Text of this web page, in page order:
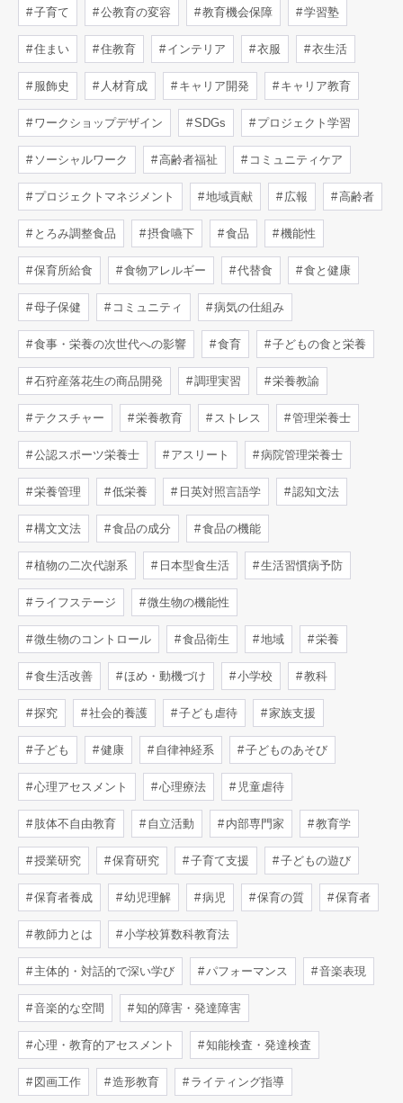
子育て 公教育の変容 教育機会保障 学習塾
住まい 住教育 インテリア 衣服 衣生活
服飾史 人材育成 キャリア開発 キャリア教育
ワークショップデザイン SDGs プロジェクト学習
ソーシャルワーク 高齢者福祉 コミュニティケア
プロジェクトマネジメント 地域貢献 広報 高齢者
とろみ調整食品 摂食嚥下 食品 機能性
保育所給食 食物アレルギー 代替食 食と健康
母子保健 コミュニティ 病気の仕組み
食事・栄養の次世代への影響 食育 子どもの食と栄養
石狩産落花生の商品開発 調理実習 栄養教諭
テクスチャー 栄養教育 ストレス 管理栄養士
公認スポーツ栄養士 アスリート 病院管理栄養士
栄養管理 低栄養 日英対照言語学 認知文法
構文文法 食品の成分 食品の機能
植物の二次代謝系 日本型食生活 生活習慣病予防
ライフステージ 微生物の機能性
微生物のコントロール 食品衛生 地域 栄養
食生活改善 ほめ・動機づけ 小学校 教科
探究 社会的養護 子ども虐待 家族支援
子ども 健康 自律神経系 子どものあそび
心理アセスメント 心理療法 児童虐待
肢体不自由教育 自立活動 内部専門家 教育学
授業研究 保育研究 子育て支援 子どもの遊び
保育者養成 幼児理解 病児 保育の質 保育者
教師力とは 小学校算数科教育法
主体的・対話的で深い学び パフォーマンス 音楽表現
音楽的な空間 知的障害・発達障害
心理・教育的アセスメント 知能検査・発達検査
図画工作 造形教育 ライティング指導